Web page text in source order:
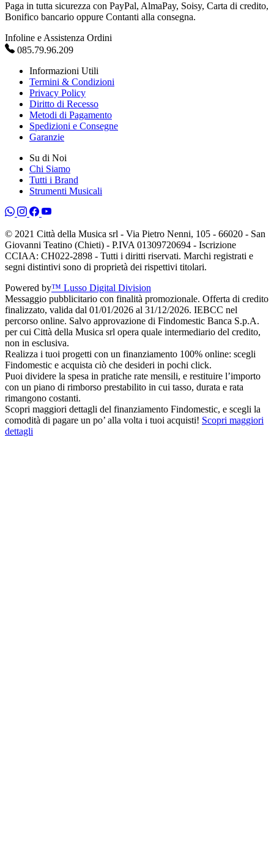
Paga in tutta sicurezza con PayPal, AlmaPay, Soisy, Carta di credito,
Bonifico bancario oppure Contanti alla consegna.
Infoline e Assistenza Ordini
085.79.96.209
Informazioni Utili
Termini & Condizioni
Privacy Policy
Diritto di Recesso
Metodi di Pagamento
Spedizioni e Consegne
Garanzie
Su di Noi
Chi Siamo
Tutti i Brand
Strumenti Musicali
© 2021 Città della Musica srl - Via Pietro Nenni, 105 - 66020 - San
Giovanni Teatino (Chieti) - P.IVA 01309720694 - Iscrizione
CCIAA: CH022-2898 - Tutti i diritti riservati. Marchi registrati e
segni distintivi sono di proprietà dei rispettivi titolari.
Powered by™ Lusso Digital Division
Messaggio pubblicitario con finalità promozionale. Offerta di credito
finalizzato, valida dal 01/01/2026 al 31/12/2026. IEBCC nel
percorso online. Salvo approvazione di Findomestic Banca S.p.A.
per cui Città della Musica srl opera quale intermediario del credito,
non in esclusiva.
Realizza i tuoi progetti con un finanziamento 100% online: scegli
Findomestic e acquista ciò che desideri in pochi click.
Puoi dividere la spesa in pratiche rate mensili, e restituire l’importo
con un piano di rimborso prestabilito in cui tasso, durata e rata
rimangono costanti.
Scopri maggiori dettagli del finanziamento Findomestic, e scegli la
comodità di pagare un po’ alla volta i tuoi acquisti! Scopri maggiori
dettagli